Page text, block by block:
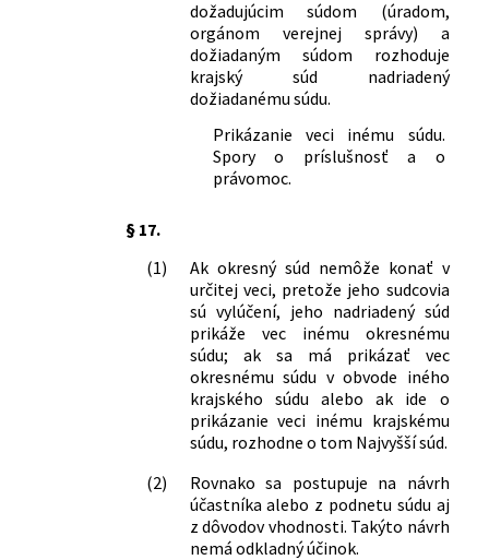
dožadujúcim súdom (úradom,
orgánom verejnej správy) a
dožiadaným súdom rozhoduje
krajský súd nadriadený
dožiadanému súdu.
Prikázanie veci inému súdu.
Spory o príslušnosť a o
právomoc.
§ 17.
(1)
Ak okresný súd nemôže konať v
určitej veci, pretože jeho sudcovia
sú vylúčení, jeho nadriadený súd
prikáže vec inému okresnému
súdu; ak sa má prikázať vec
okresnému súdu v obvode iného
krajského súdu alebo ak ide o
prikázanie veci inému krajskému
súdu, rozhodne o tom Najvyšší súd.
(2)
Rovnako sa postupuje na návrh
účastníka alebo z podnetu súdu aj
z dôvodov vhodnosti. Takýto návrh
nemá odkladný účinok.